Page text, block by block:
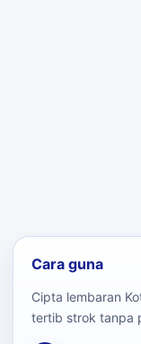
Cara guna
Cipta lembaran
tertib strok tanpa